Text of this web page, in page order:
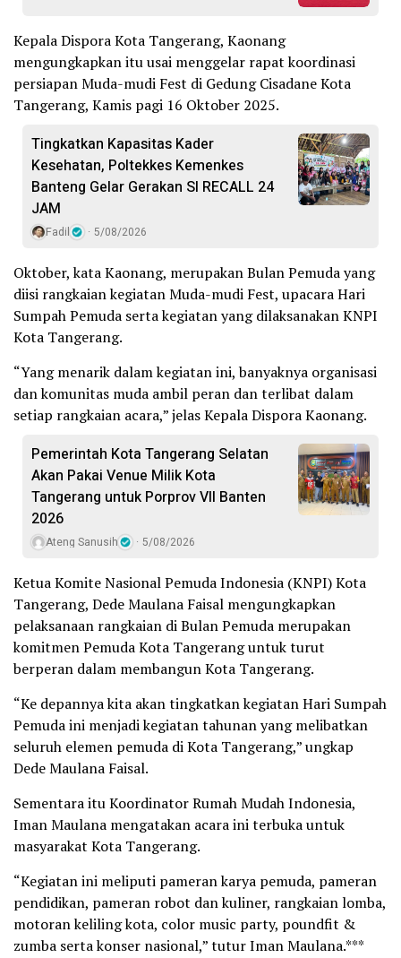
Kepala Dispora Kota Tangerang, Kaonang
mengungkapkan itu usai menggelar rapat koordinasi
persiapan Muda-mudi Fest di Gedung Cisadane Kota
Tangerang, Kamis pagi 16 Oktober 2025.
Tingkatkan Kapasitas Kader
Kesehatan, Poltekkes Kemenkes
Banteng Gelar Gerakan SI RECALL 24
JAM
Fadil 5/08/2026
Oktober, kata Kaonang, merupakan Bulan Pemuda yang
diisi rangkaian kegiatan Muda-mudi Fest, upacara Hari
Sumpah Pemuda serta kegiatan yang dilaksanakan KNPI
Kota Tangerang.
“Yang menarik dalam kegiatan ini, banyaknya organisasi
dan komunitas muda ambil peran dan terlibat dalam
setiap rangkaian acara,” jelas Kepala Dispora Kaonang.
Pemerintah Kota Tangerang Selatan
Akan Pakai Venue Milik Kota
Tangerang untuk Porprov VII Banten
2026
Ateng Sanusih 5/08/2026
Ketua Komite Nasional Pemuda Indonesia (KNPI) Kota
Tangerang, Dede Maulana Faisal mengungkapkan
pelaksanaan rangkaian di Bulan Pemuda merupakan
komitmen Pemuda Kota Tangerang untuk turut
berperan dalam membangun Kota Tangerang.
“Ke depannya kita akan tingkatkan kegiatan Hari Sumpah
Pemuda ini menjadi kegiatan tahunan yang melibatkan
seluruh elemen pemuda di Kota Tangerang,” ungkap
Dede Maulana Faisal.
Sementara itu Koordinator Rumah Mudah Indonesia,
Iman Maulana mengatakan acara ini terbuka untuk
masyarakat Kota Tangerang.
“Kegiatan ini meliputi pameran karya pemuda, pameran
pendidikan, pameran robot dan kuliner, rangkaian lomba,
motoran keliling kota, color music party, poundfit &
zumba serta konser nasional,” tutur Iman Maulana.***